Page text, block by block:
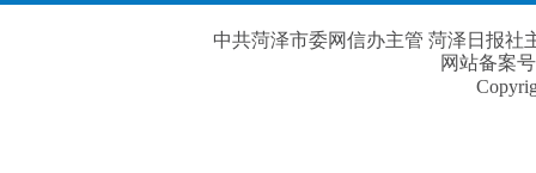
中共菏泽市委网信办主管 菏泽日报社
网站备案